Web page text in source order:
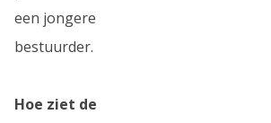
een jongere
bestuurder.
Hoe ziet de